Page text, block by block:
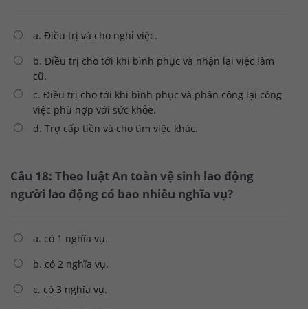
a. Điều trị và cho nghỉ việc.
b. Điều trị cho tới khi bình phục và nhận lại việc làm
cũ.
c. Điều trị cho tới khi bình phục và phân công lại công
việc phù hợp với sức khỏe.
d. Trợ cấp tiền và cho tìm việc khác.
Câu 18: Theo luật An toàn vệ sinh lao động
người lao động có bao nhiêu nghĩa vụ?
a. có 1 nghĩa vụ.
b. có 2 nghĩa vụ.
c. có 3 nghĩa vụ.